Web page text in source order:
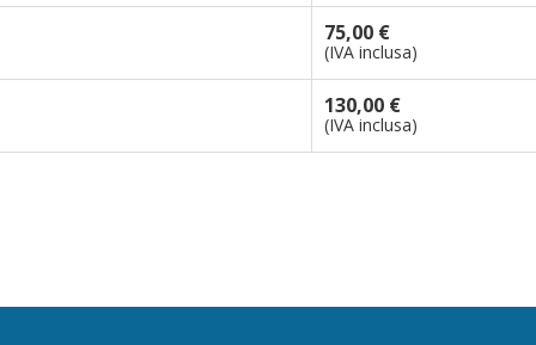
75,00 €
(IVA inclusa)
130,00 €
(IVA inclusa)